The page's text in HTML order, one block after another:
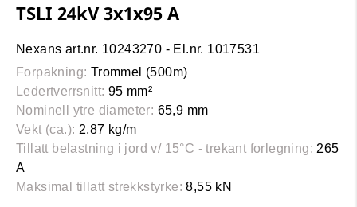
TSLI 24kV 3x1x95 A
Nexans art.nr. 10243270 - El.nr. 1017531
Forpakning: Trommel (500m)
Ledertverrsnitt: 95 mm²
Nominell ytre diameter: 65,9 mm
Vekt (ca.): 2,87 kg/m
Tillatt belastning i jord v/ 15°C - trekant forlegning: 265
A
Maksimal tillatt strekkstyrke: 8,55 kN